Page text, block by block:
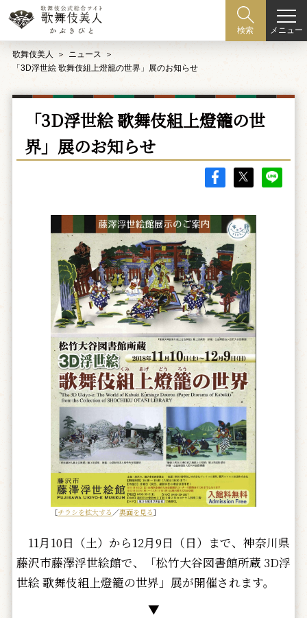
検索 メニュー
歌舞伎美人
ニュース
「3D浮世絵 歌舞伎組上燈籠の世界」展のお知らせ
「3D浮世絵 歌舞伎組上燈籠の世
界」展のお知らせ
［チラシを拡大する ／裏面を見る］
11月10日（土）から12月9日（日）まで、神奈川県
藤沢市藤澤浮世絵館で、「松竹大谷図書館所蔵 3D浮
世絵 歌舞伎組上燈籠の世界」展が開催されます。
▼